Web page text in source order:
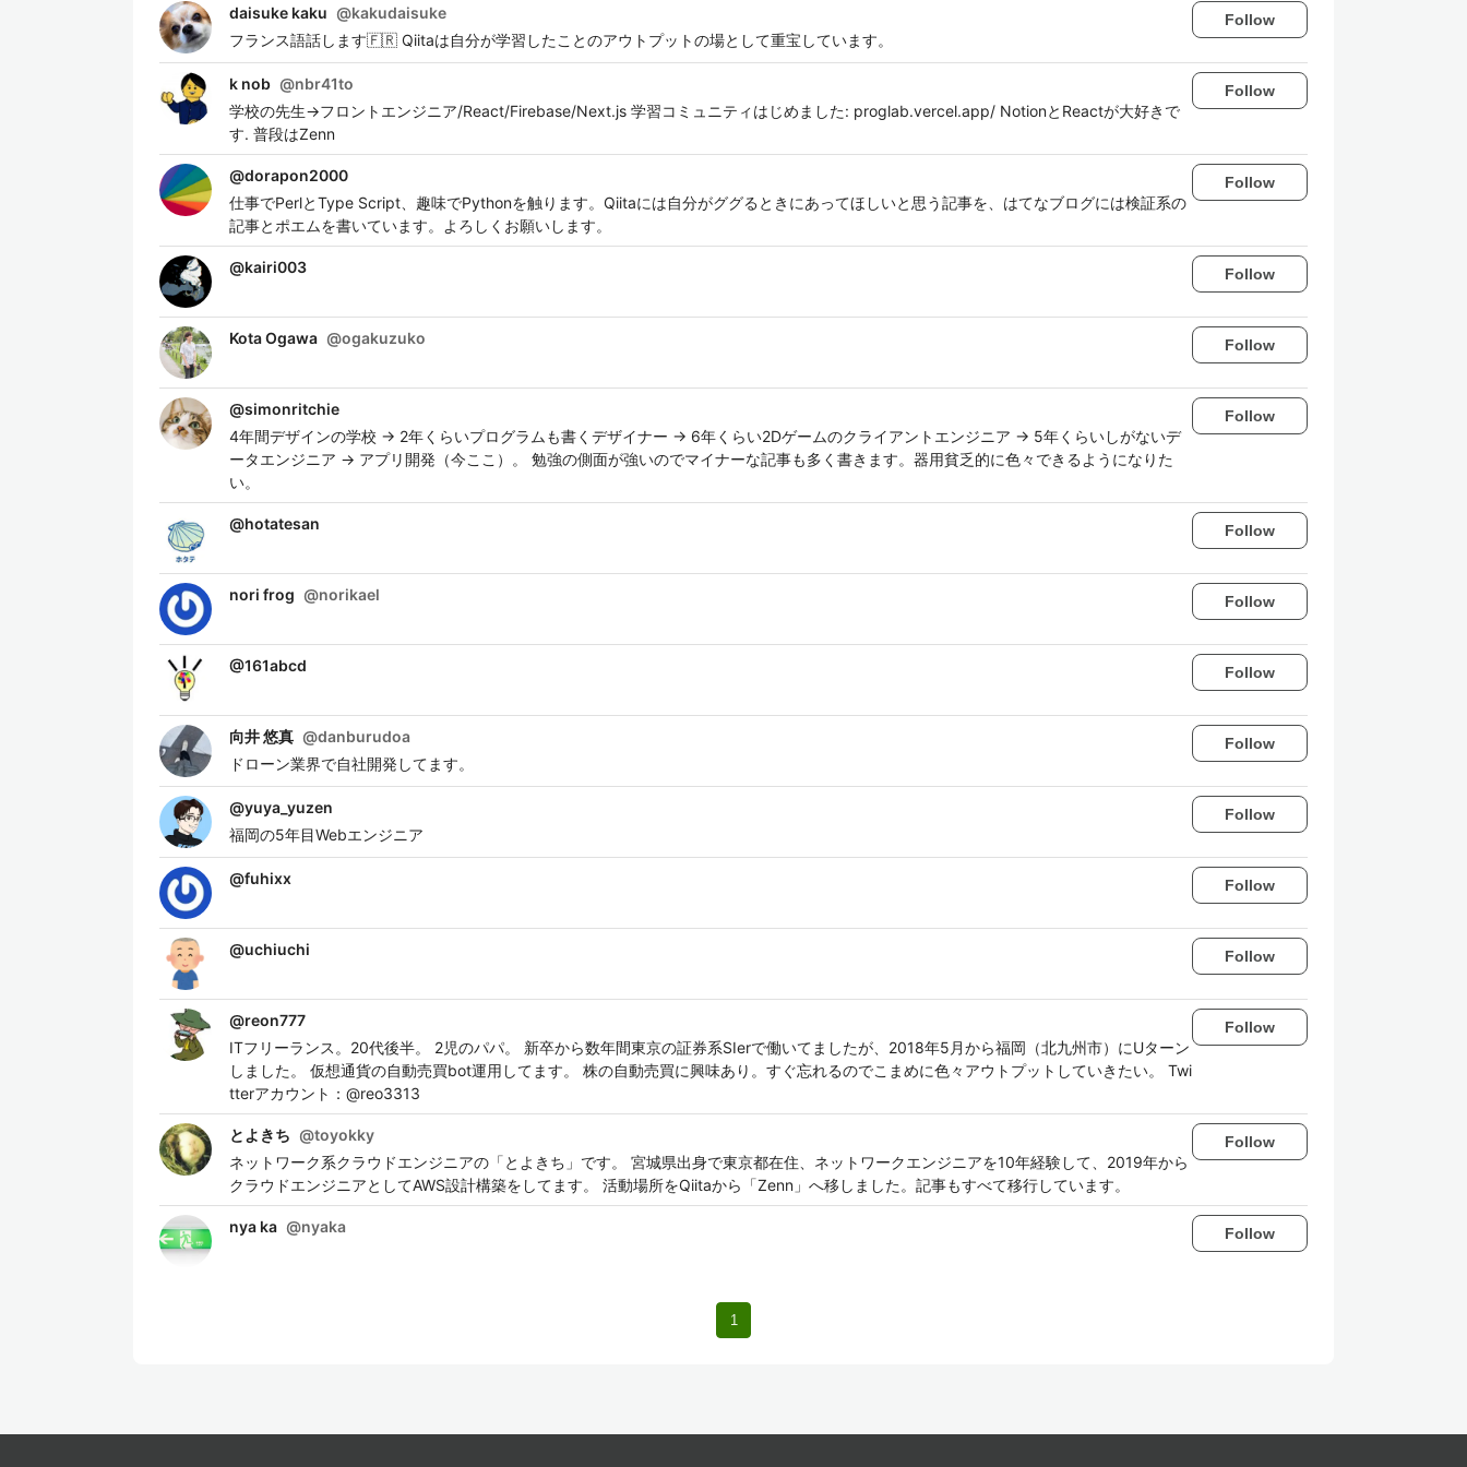
daisuke kaku @kakudaisuke
フランス語話します🇫🇷 Qiitaは自分が学習したことのアウトプットの場として重宝しています。
Follow
k nob @nbr41to
学校の先生→フロントエンジニア/React/Firebase/Next.js 学習コミュニティはじめました: proglab.vercel.app/ NotionとReactが大好きで
す. 普段はZenn
Follow
@dorapon2000
仕事でPerlとType Script、趣味でPythonを触ります。Qiitaには自分がググるときにあってほしいと思う記事を、はてなブログには検証系の
記事とポエムを書いています。よろしくお願いします。
Follow
@kairi003 Follow
Kota Ogawa @ogakuzuko Follow
@simonritchie
4年間デザインの学校 → 2年くらいプログラムも書くデザイナー → 6年くらい2Dゲームのクライアントエンジニア → 5年くらいしがないデ
ータエンジニア → アプリ開発（今ここ）。 勉強の側面が強いのでマイナーな記事も多く書きます。器用貧乏的に色々できるようになりた
い。
Follow
@hotatesan Follow
nori frog @norikael Follow
@161abcd Follow
向井 悠真 @danburudoa
ドローン業界で自社開発してます。
Follow
@yuya_yuzen
福岡の5年目Webエンジニア
Follow
@fuhixx Follow
@uchiuchi Follow
@reon777
ITフリーランス。20代後半。 2児のパパ。 新卒から数年間東京の証券系SIerで働いてましたが、2018年5月から福岡（北九州市）にUターン
しました。 仮想通貨の自動売買bot運用してます。 株の自動売買に興味あり。すぐ忘れるのでこまめに色々アウトプットしていきたい。 Twi
tterアカウント：@reo3313
Follow
とよきち @toyokky
ネットワーク系クラウドエンジニアの「とよきち」です。 宮城県出身で東京都在住、ネットワークエンジニアを10年経験して、2019年から
クラウドエンジニアとしてAWS設計構築をしてます。 活動場所をQiitaから「Zenn」へ移しました。記事もすべて移行しています。
Follow
nya ka @nyaka Follow
1